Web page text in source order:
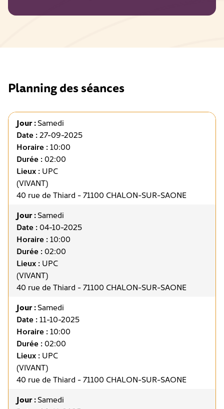
Planning des séances
Jour :Samedi
Date :27-09-2025
Horaire :10:00
Durée :02:00
Lieux : UPC
(VIVANT)
40 rue de Thiard - 71100 CHALON-SUR-SAONE
Jour :Samedi
Date :04-10-2025
Horaire :10:00
Durée :02:00
Lieux : UPC
(VIVANT)
40 rue de Thiard - 71100 CHALON-SUR-SAONE
Jour :Samedi
Date :11-10-2025
Horaire :10:00
Durée :02:00
Lieux : UPC
(VIVANT)
40 rue de Thiard - 71100 CHALON-SUR-SAONE
Jour :Samedi